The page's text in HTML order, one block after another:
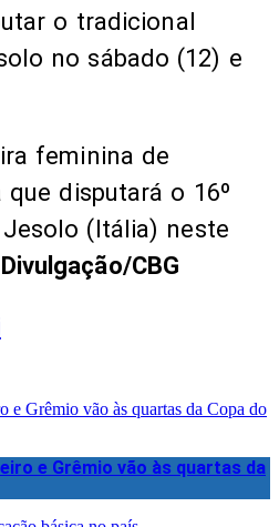
o tradicional
no sábado (12) e
feminina de
disputará o 16º
(Itália) neste
Divulgação/CBG
e Grêmio vão às quartas da